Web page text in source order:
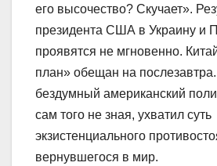
его высочество? Скучает».
президента США в Украину и
проявятся не мгновенно.
план» обещан на
бездумный американский
сам того не зная, ухватил суть
экзистенциального
вернувшегося в мир.